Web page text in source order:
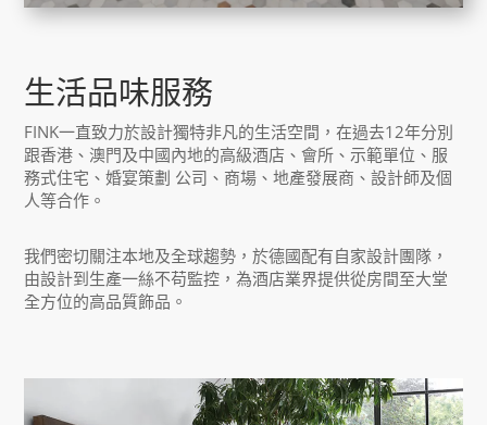
生活品味服務
FINK一直致力於設計獨特非凡的生活空間，在過去12年分別
跟香港、澳門及中國內地的高級酒店、會所、示範單位、服
務式住宅、婚宴策劃 公司、商場、地產發展商、設計師及個
人等合作。
我們密切關注本地及全球趨勢，於德國配有自家設計團隊，
由設計到生產一絲不苟監控，為酒店業界提供從房間至大堂
全方位的高品質飾品。